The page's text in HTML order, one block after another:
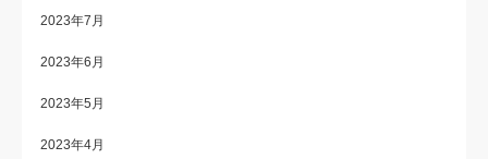
2023年7月
2023年6月
2023年5月
2023年4月